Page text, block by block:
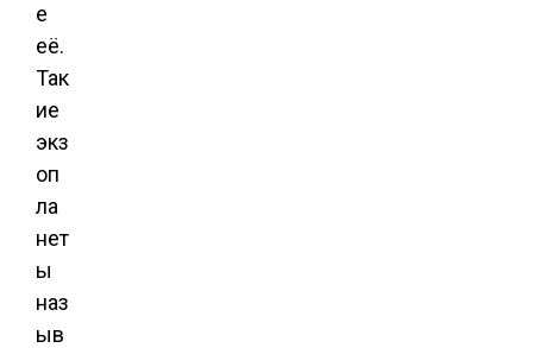
е
её.
Так
ие
экз
оп
ла
нет
ы
наз
ыв